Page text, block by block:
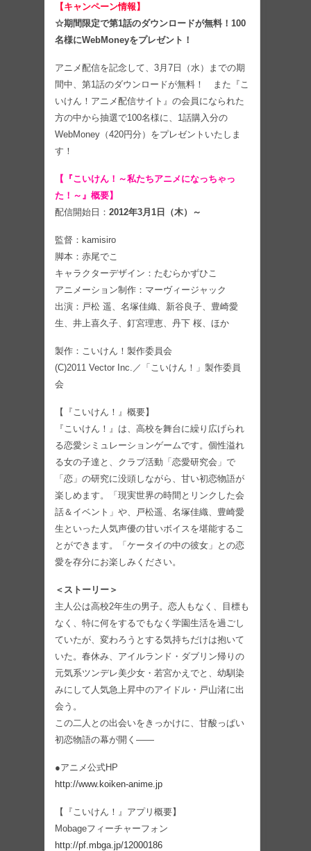
【キャンペーン情報】
☆期間限定で第1話のダウンロードが無料！100
名様にWebMoneyをプレゼント！
アニメ配信を記念して、3月7日（水）までの期
間中、第1話のダウンロードが無料！ また『こ
いけん！アニメ配信サイト』の会員になられた
方の中から抽選で100名様に、1話購入分の
WebMoney（420円分）をプレゼントいたしま
す！
【『こいけん！～私たちアニメになっちゃっ
た！～』概要】
配信開始日： 2012年3月1日（木）～
監督：kamisiro
脚本：赤尾でこ
キャラクターデザイン：たむらかずひこ
アニメーション制作：マーヴィージャック
出演：戸松 遥、名塚佳織、新谷良子、豊崎愛
生、井上喜久子、釘宮理恵、丹下 桜、ほか
製作：こいけん！製作委員会
(C)2011 Vector Inc.／「こいけん！」製作委員
会
【『こいけん！』概要】
『こいけん！』は、高校を舞台に繰り広げられ
る恋愛シミュレーションゲームです。個性溢れ
る女の子達と、クラブ活動「恋愛研究会」で
「恋」の研究に没頭しながら、甘い初恋物語が
楽しめます。「現実世界の時間とリンクした会
話＆イベント」や、戸松遥、名塚佳織、豊崎愛
生といった人気声優の甘いボイスを堪能するこ
とができます。「ケータイの中の彼女」との恋
愛を存分にお楽しみください。
＜ストーリー＞
主人公は高校2年生の男子。恋人もなく、目標も
なく、特に何をするでもなく学園生活を過ごし
ていたが、変わろうとする気持ちだけは抱いて
いた。春休み、アイルランド・ダブリン帰りの
元気系ツンデレ美少女・若宮かえでと、幼馴染
みにして人気急上昇中のアイドル・戸山渚に出
会う。
この二人との出会いをきっかけに、甘酸っぱい
初恋物語の幕が開く――
●アニメ公式HP
http://www.koiken-anime.jp
【『こいけん！』アプリ概要】
Mobageフィーチャーフォン
http://pf.mbga.jp/12000186